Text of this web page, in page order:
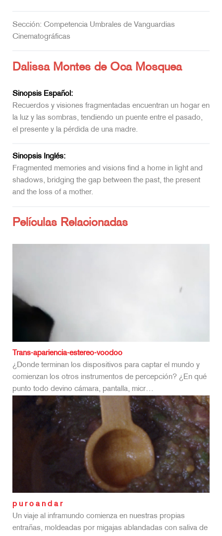
Sección: Competencia Umbrales de Vanguardias
Cinematográficas
Dalissa Montes de Oca Mosquea
Sinopsis Español:
Recuerdos y visiones fragmentadas encuentran un hogar en
la luz y las sombras, tendiendo un puente entre el pasado,
el presente y la pérdida de una madre.
Sinopsis Inglés:
Fragmented memories and visions find a home in light and
shadows, bridging the gap between the past, the present
and the loss of a mother.
Películas Relacionadas
Trans-apariencia-estereo-voodoo
¿Donde terminan los dispositivos para captar el mundo y
comienzan los otros instrumentos de percepción? ¿En qué
punto todo devino cámara, pantalla, micr…
p u r o a n d a r
Un viaje al inframundo comienza en nuestras propias
entrañas, moldeadas por migajas ablandadas con saliva de